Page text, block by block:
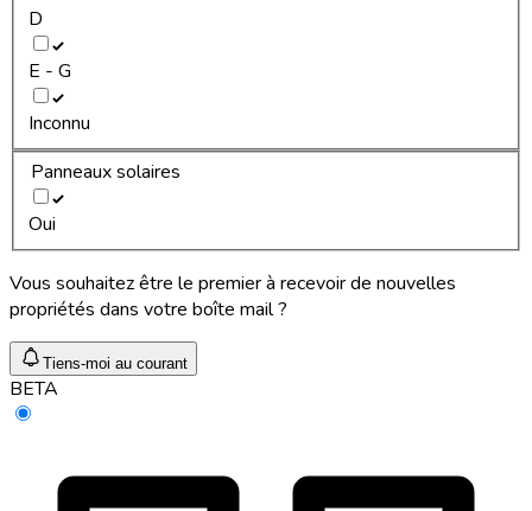
D
E - G
Inconnu
Panneaux solaires
Oui
Vous souhaitez être le premier à recevoir de nouvelles
propriétés dans votre boîte mail ?
Tiens-moi au courant
BETA